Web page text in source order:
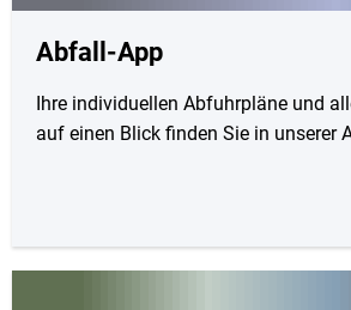
Abfall-App
Ihre individuellen Abfuhrpläne und
auf einen Blick finden Sie in unserer